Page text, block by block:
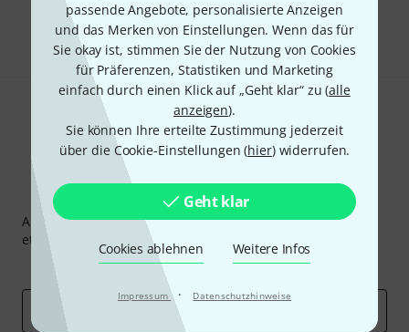
passende Angebote, personalisierte Anzeigen
und das Merken von Einstellungen. Wenn das für
Sie okay ist, stimmen Sie der Nutzung von Cookies
für Präferenzen, Statistiken und Marketing
einfach durch einen Klick auf „Geht klar“ zu (alle
anzeigen).
Sie können Ihre erteilte Zustimmung jederzeit
über die Cookie-Einstellungen (hier) widerrufen.
Geht klar
Cookies ablehnen Weitere Infos
Impressum · Datenschutzhinweise
Teilen Hilfe & Feedback
Thomann Newsletter
Abonniere den Thomann Newsletter und gewinne mit
etwas Glück einen von 50 Gutscheinen über jeweils
Inspirierende Beiträge
Deals Thomann Insights